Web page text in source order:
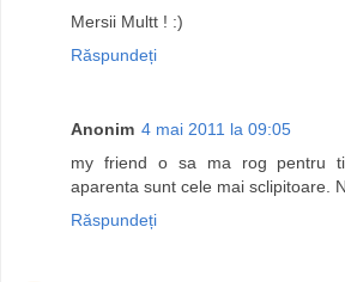
Mersii Multt ! :)
Răspundeți
Anonim 4 mai 2011 la 09:05
my friend o sa ma rog pentru
aparenta sunt cele mai sclipitoare.
Răspundeți